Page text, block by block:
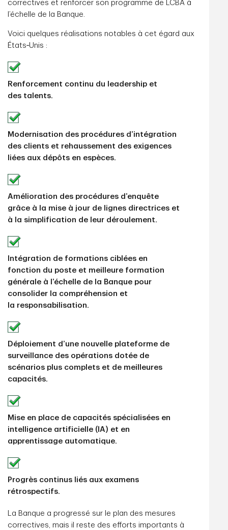
correctives et renforcer son programme de LCBA à
l’échelle de la Banque.
Voici quelques réalisations notables à cet égard aux
États‑Unis :
Renforcement continu du leadership et
des talents.
Modernisation des procédures d’intégration
des clients et rehaussement des exigences
liées aux dépôts en espèces.
Amélioration des procédures d’enquête
grâce à la mise à jour de lignes directrices et
à la simplification de leur déroulement.
Intégration de formations ciblées en
fonction du poste et meilleure formation
générale à l’échelle de la Banque pour
consolider la compréhension et
la responsabilisation.
Déploiement d’une nouvelle plateforme de
surveillance des opérations dotée de
scénarios plus complets et de meilleures
capacités.
Mise en place de capacités spécialisées en
intelligence artificielle (IA) et en
apprentissage automatique.
Progrès continus liés aux examens
rétrospectifs.
La Banque a progressé sur le plan des mesures
correctives, mais il reste des efforts importants à